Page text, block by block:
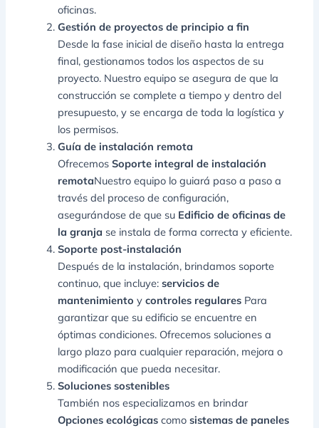
oficinas.
Gestión de proyectos de principio a fin
Desde la fase inicial de diseño hasta la entrega
final, gestionamos todos los aspectos de su
proyecto. Nuestro equipo se asegura de que la
construcción se complete a tiempo y dentro del
presupuesto, y se encarga de toda la logística y
los permisos.
Guía de instalación remota
OfrecemosSoporte integral de instalación
remotaNuestro equipo lo guiará paso a paso a
través del proceso de configuración,
asegurándose de que su Edificio de oficinas de
la granja se instala de forma correcta y eficiente.
Soporte post-instalación
Después de la instalación, brindamos soporte
continuo, que incluye:servicios de
mantenimiento ycontroles regulares Para
garantizar que su edificio se encuentre en
óptimas condiciones. Ofrecemos soluciones a
largo plazo para cualquier reparación, mejora o
modificación que pueda necesitar.
Soluciones sostenibles
También nos especializamos en brindar
Opciones ecológicas comosistemas de paneles